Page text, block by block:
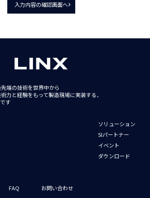
入力内容の確認画面へ
端の技術を世界中から
力と経験をもって製造現場に実装する、
す
ソリューション
SIパートナー
イベント
ダウンロード
FAQ お問い合わせ